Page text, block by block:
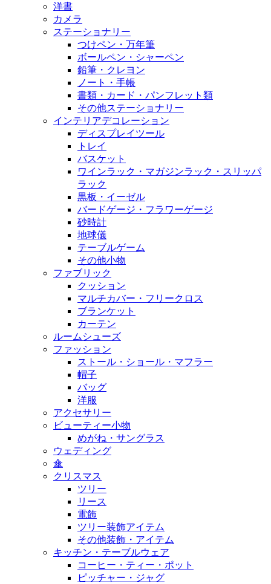
洋書
カメラ
ステーショナリー
つけペン・万年筆
ボールペン・シャーペン
鉛筆・クレヨン
ノート・手帳
書類・カード・パンフレット類
その他ステーショナリー
インテリアデコレーション
ディスプレイツール
トレイ
バスケット
ワインラック・マガジンラック・スリッパ
ラック
黒板・イーゼル
バードゲージ・フラワーゲージ
砂時計
地球儀
テーブルゲーム
その他小物
ファブリック
クッション
マルチカバー・フリークロス
ブランケット
カーテン
ルームシューズ
ファッション
ストール・ショール・マフラー
帽子
バッグ
洋服
アクセサリー
ビューティー小物
めがね・サングラス
ウェディング
傘
クリスマス
ツリー
リース
電飾
ツリー装飾アイテム
その他装飾・アイテム
キッチン・テーブルウェア
コーヒー・ティー・ポット
ピッチャー・ジャグ